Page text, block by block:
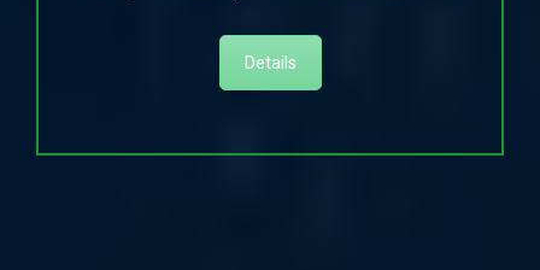
Details